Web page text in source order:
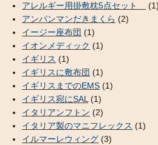
アレルギー用掛敷枕5点セット
(1)
アンパンマンだきまくら (2)
イージー座布団 (1)
イオンメディック (1)
イギリス (1)
イギリスに敷布団 (1)
イギリスまでのEMS (1)
イギリス宛にSAL (1)
イタリアンフトン (2)
イタリア製のマニフレックス (1)
イルマーレウィング (3)